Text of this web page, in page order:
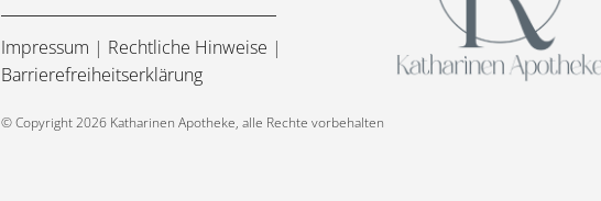
Impressum | Rechtliche Hinweise |
Barrierefreiheitserklärung
© Copyright 2026 Katharinen Apotheke, alle Rechte vorbehalten